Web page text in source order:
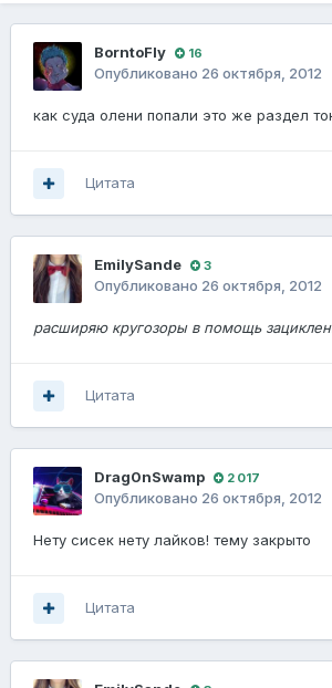
BorntoFly 16
Опубликовано 26 октября, 2012
как суда олени попали это же раздел
Цитата
EmilySande 3
Опубликовано 26 октября, 2012
расширяю кругозоры в помощь
Цитата
Drag0nSwamp 2 017
Опубликовано 26 октября, 2012
Нету сисек нету лайков! тему закрыто
Цитата